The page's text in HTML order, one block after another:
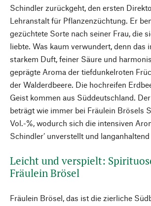
Schindler zurückgeht, den ersten
Lehranstalt für Pflanzenzüchtung. Er
gezüchtete Sorte nach seiner Frau, die
liebte. Was kaum verwundert, denn das
starkem Duft, feiner Säure und
geprägte Aroma der tiefdunkelroten
der Walderdbeere. Die hochreifen
Geist kommen aus Süddeutschland.
beträgt wie immer bei Fräulein Brösels
Vol.-%, wodurch sich die intensiven
Schindler‘ unverstellt und
Leicht und verspielt:
Fräulein Brösel
Fräulein Brösel, das ist die zierliche